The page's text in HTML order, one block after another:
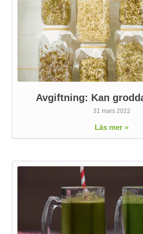
Avgiftning: Kan
31 mars 2022
Läs mer »